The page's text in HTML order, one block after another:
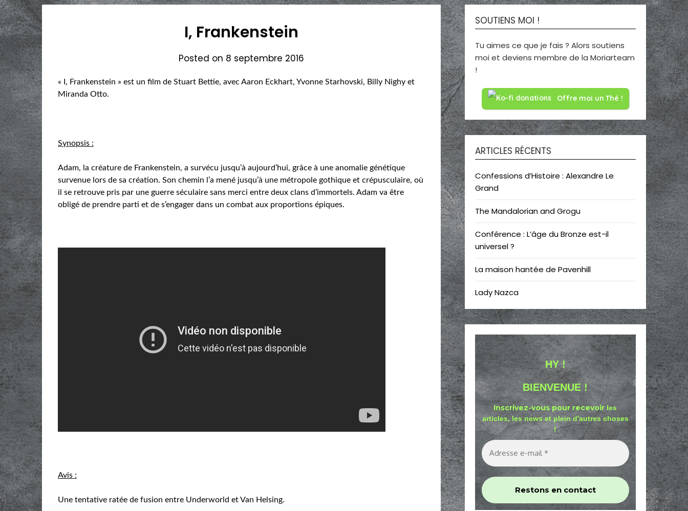
I, Frankenstein
Posted on 8 septembre 2016
« I, Frankenstein » est un film de Stuart Bettie, avec Aaron Eckhart, Yvonne Starhovski, Billy Nighy et
Miranda Otto.
Synopsis :
Adam, la créature de Frankenstein, a survécu jusqu’à aujourd’hui, grâce à une anomalie génétique
survenue lors de sa création. Son chemin l’a mené jusqu’à une métropole gothique et crépusculaire, où
il se retrouve pris par une guerre séculaire sans merci entre deux clans d’immortels. Adam va être
obligé de prendre parti et de s’engager dans un combat aux proportions épiques.
Avis :
Une tentative ratée de fusion entre Underworld et Van Helsing.
SOUTIENS MOI !
Tu aimes ce que je fais ? Alors soutiens
moi et deviens membre de la Moriarteam
!
Offre moi un Thé !
ARTICLES RÉCENTS
Confessions d’Histoire : Alexandre Le
Grand
The Mandalorian and Grogu
Conférence : L’âge du Bronze est-il
universel ?
La maison hantée de Pavenhill
Lady Nazca
HY !
BIENVENUE !
Inscrivez-vous pour recevoirles
articles, les news et plein d'autres choses
!